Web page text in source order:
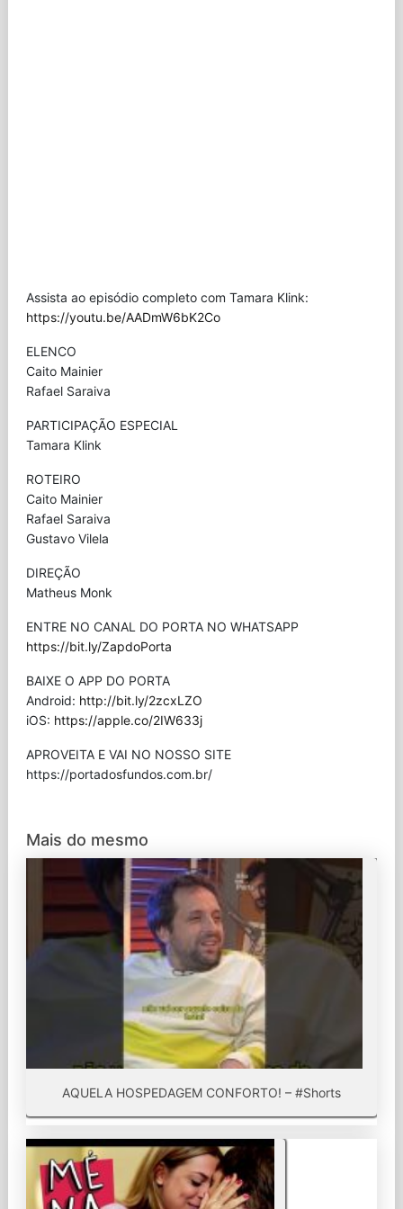
Assista ao episódio completo com Tamara Klink:
https://youtu.be/AADmW6bK2Co
ELENCO
Caito Mainier
Rafael Saraiva
PARTICIPAÇÃO ESPECIAL
Tamara Klink
ROTEIRO
Caito Mainier
Rafael Saraiva
Gustavo Vilela
DIREÇÃO
Matheus Monk
ENTRE NO CANAL DO PORTA NO WHATSAPP
https://bit.ly/ZapdoPorta
BAIXE O APP DO PORTA
Android: http://bit.ly/2zcxLZO
iOS: https://apple.co/2IW633j
APROVEITA E VAI NO NOSSO SITE
⁠https://portadosfundos.com.br/
Mais do mesmo
AQUELA HOSPEDAGEM CONFORTO! – #Shorts